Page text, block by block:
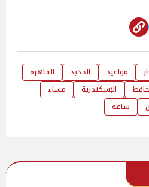
مواعيد الحديد
القاهرة
حافظ الإسكندرية
مساء
ساعة